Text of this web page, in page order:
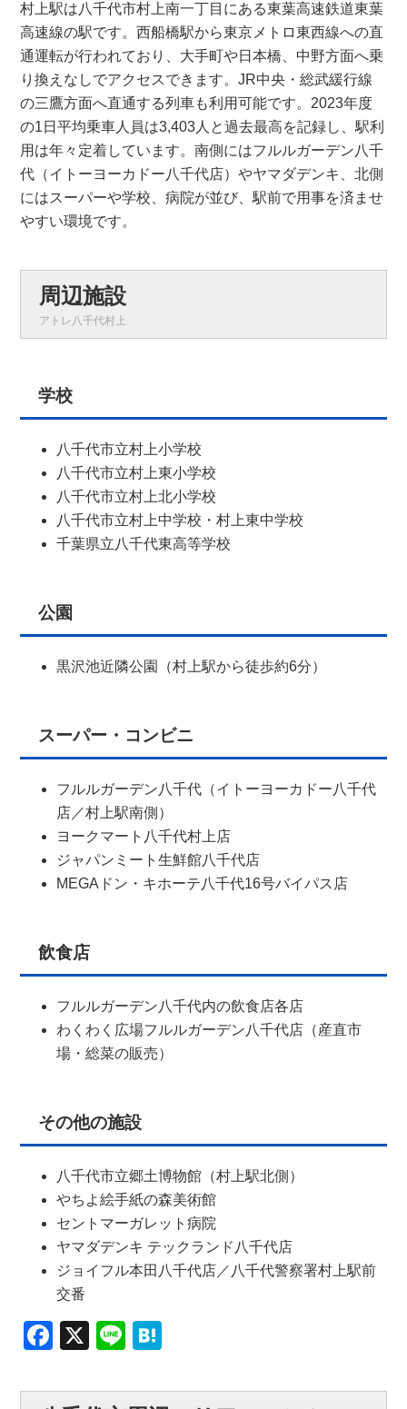
村上駅は八千代市村上南一丁目にある東葉高速鉄道東葉
高速線の駅です。西船橋駅から東京メトロ東西線への直
通運転が行われており、大手町や日本橋、中野方面へ乗
り換えなしでアクセスできます。JR中央・総武緩行線
の三鷹方面へ直通する列車も利用可能です。2023年度
の1日平均乗車人員は3,403人と過去最高を記録し、駅利
用は年々定着しています。南側にはフルルガーデン八千
代（イトーヨーカドー八千代店）やヤマダデンキ、北側
にはスーパーや学校、病院が並び、駅前で用事を済ませ
やすい環境です。
周辺施設
アトレ八千代村上
学校
八千代市立村上小学校
八千代市立村上東小学校
八千代市立村上北小学校
八千代市立村上中学校・村上東中学校
千葉県立八千代東高等学校
公園
黒沢池近隣公園（村上駅から徒歩約6分）
スーパー・コンビニ
フルルガーデン八千代（イトーヨーカドー八千代
店／村上駅南側）
ヨークマート八千代村上店
ジャパンミート生鮮館八千代店
MEGAドン・キホーテ八千代16号バイパス店
飲食店
フルルガーデン八千代内の飲食店各店
わくわく広場フルルガーデン八千代店（産直市
場・総菜の販売）
その他の施設
八千代市立郷土博物館（村上駅北側）
やちよ絵手紙の森美術館
セントマーガレット病院
ヤマダデンキ テックランド八千代店
ジョイフル本田八千代店／八千代警察署村上駅前
交番
Facebook
X Line